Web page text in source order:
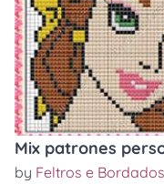
Mix patrones
by Feltros e Bordados